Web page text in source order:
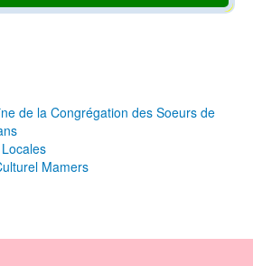
de la Congrégation des Soeurs de
Mamers